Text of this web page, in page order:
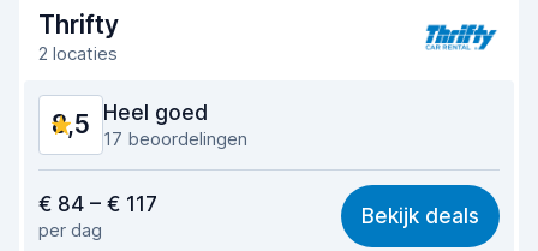
Thrifty
2 locaties
8,5 Heel goed
17 beoordelingen
8,2
Makkelijk te vinden 8,5
€ 84 – € 117
per dag
Bekijk deals